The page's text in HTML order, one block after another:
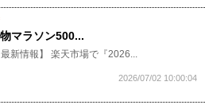
マラソン500...
新情報】 楽天市場で『2026...
2026/07/02 10:00:04